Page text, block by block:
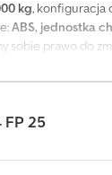
kg, konfiguracja
ABS, jednostka
prawo do
FP 25